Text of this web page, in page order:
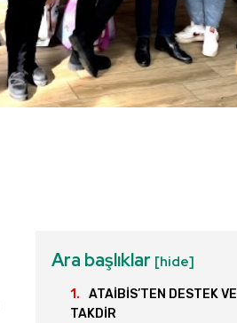
Ara başlıklar [hide]
ATAİBİS’TEN DESTEK VE
TAKDİR